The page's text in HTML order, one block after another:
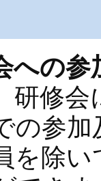
への参
研修
の参
を除